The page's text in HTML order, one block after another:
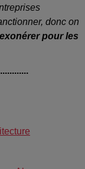
donc on
exonérer pour les